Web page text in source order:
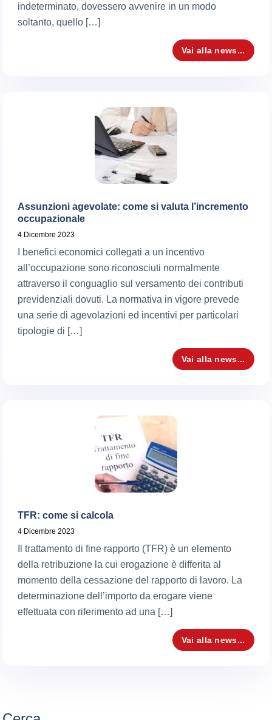
indeterminato, dovessero avvenire in un modo
soltanto, quello […]
Vai alla news...
Assunzioni agevolate: come si valuta l’incremento
occupazionale
4 Dicembre 2023
I benefici economici collegati a un incentivo
all’occupazione sono riconosciuti normalmente
attraverso il conguaglio sul versamento dei contributi
previdenziali dovuti. La normativa in vigore prevede
una serie di agevolazioni ed incentivi per particolari
tipologie di […]
Vai alla news...
TFR: come si calcola
4 Dicembre 2023
Il trattamento di fine rapporto (TFR) è un elemento
della retribuzione la cui erogazione è differita al
momento della cessazione del rapporto di lavoro. La
determinazione dell’importo da erogare viene
effettuata con riferimento ad una […]
Vai alla news...